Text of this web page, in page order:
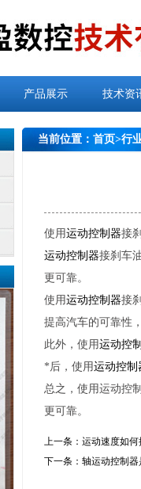
产品展示 技术资
当前位置： 首页>行
使用运动控制器接
运动控制器接刹车
更可靠。
使用运动控制器接
提高汽车的可靠性
此外，使用运动控
*后，使用运动控制
总之，使用运动控
更可靠。
上一条：运动速度如何
下一条：轴运动控制